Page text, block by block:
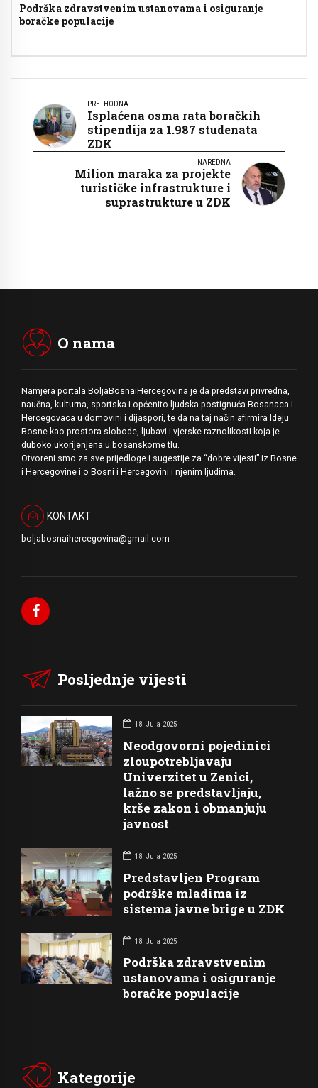
Podrška zdravstvenim ustanovama i osiguranje
boračke populacije
PRETHODNA
Isplaćena osma rata boračkih
stipendija za 1.987 studenata
ZDK
NAREDNA
Milion maraka za projekte
turističke infrastrukture i
suprastrukture u ZDK
O nama
Namjera portala BoljaBosnaiHercegovina je da predstavi privredna,
naučna, kulturna, sportska i općenito ljudska postignuća Bosanaca i
Hercegovaca u domovini i dijaspori, te da na taj način afirmira Ideju
Bosne kao prostora slobode, ljubavi i vjerske raznolikosti koja je
duboko ukorijenjena u bosanskome tlu.
Otvoreni smo za sve prijedloge i sugestije za “dobre vijesti” iz Bosne
i Hercegovine i o Bosni i Hercegovini i njenim ljudima.
KONTAKT
boljabosnaihercegovina@gmail.com
Posljednje vijesti
18. Jula 2025
Neodgovorni pojedinici
zloupotrebljavaju
Univerzitet u Zenici,
lažno se predstavljaju,
krše zakon i obmanjuju
javnost
18. Jula 2025
Predstavljen Program
podrške mladima iz
sistema javne brige u ZDK
18. Jula 2025
Podrška zdravstvenim
ustanovama i osiguranje
boračke populacije
Kategorije